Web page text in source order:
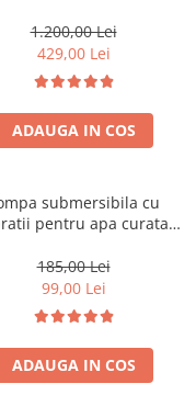
motor 3,5 kw (100%
3000 rpm, 300 kg/h, 4
de rezerva, 20 ciocanele
1.200,00 Lei
429,00 Lei
ADAUGA IN COS
submersibila cu
pentru apa curata
18 l/min debit
maxim, 6 m adancime
60 m inaltime
refulare
185,00 Lei
99,00 Lei
ADAUGA IN COS